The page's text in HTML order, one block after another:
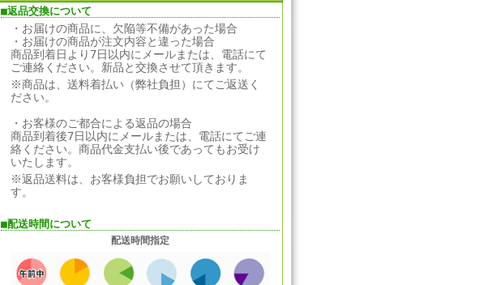
■返品交換について
・お届けの商品に、欠陥等不備があった場合
・お届けの商品が注文内容と違った場合
商品到着日より7日以内にメールまたは、電話にて
ご連絡ください。新品と交換させて頂きます。
※商品は、送料着払い（弊社負担）にてご返送く
ださい。
・お客様のご都合による返品の場合
商品到着後7日以内にメールまたは、電話にてご連
絡ください。商品代金支払い後であってもお受け
いたします。
※返品送料は、お客様負担でお願いしておりま
す。
■配送時間について
配送時間指定